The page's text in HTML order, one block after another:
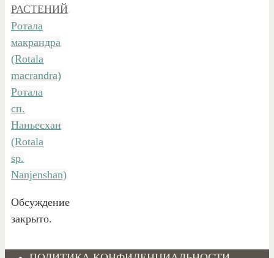
РАСТЕНИЙ.
Ротала
макрандра
(Rotala
macrandra)
Ротала
сп.
Наньесхан
(Rotala
sp.
Nanjenshan)
Обсуждение
закрыто.